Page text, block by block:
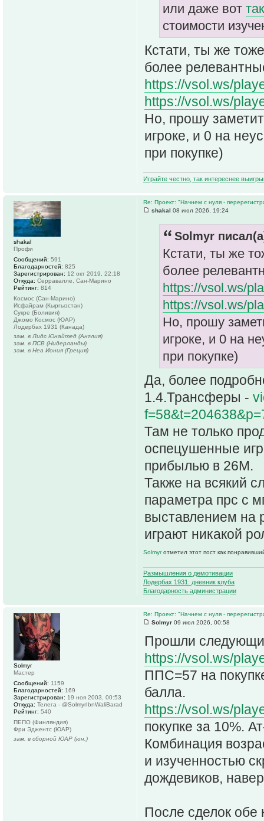
или даже вот так
стоимости
Кстати, ты же
более
https://vsol.ws/
https://vsol.ws/
Но, прошу
игроке, и 0 на
при покупке)
Играйте честно, так интереснее
Re: Проект: "Начнем с нуля -
shakal 08 июл 2026, 19:24
Solmyr
Кстати, ты же
более
https://vsol.ws/
https://vsol.ws/
Но, прошу
игроке, и 0 на
при покупке)
Да, более
1.4.Трансферы -
Там не только
оспецушенные
прибылью в 26М.
Также на всякий
параметра прс с
выставлением на
играют никакой
Solmyrотметил этот пост как
Размышления о демотивации
Лодербах 1931: дневник клуба
Благодарность администрации
shakal
Профи
Сообщений: 591
Благодарностей: 825
Зарегистрирован: 12 окт 2019, 22:18
Откуда: Серравалле, Сан-Марино
Рейтинг: 814
Космос (Сан-Марино)
Исфайрам (Кыргызстан)
Сукре (Боливия)
Джомо Космос (ЮАР)
Лодербах 1931 (Канада)
зам. в Лидс Юнайтед (Англия)
зам. в ПСВ (Нидерланды)
зам. в Неа Иония (Греция)
Re: Проект: "Начнем с нуля -
Solmyr 09 июл 2026, 00:58
Прошли
https://vsol.ws/
ППС=57 на
балла.
https://vsol.ws/
покупке за 10%.
Комбинация
и изученностью
дождевиков,
После сделок
Solmyr
Мастер
Сообщений: 1159
Благодарностей: 169
Зарегистрирован: 19 ноя 2003, 00:53
Откуда: Телега - @SolmyrIbnWaliBarad
Рейтинг: 540
ПЕПО (Финляндия)
Фри Эджентс (ЮАР)
зам. в сборной ЮАР (юн.)